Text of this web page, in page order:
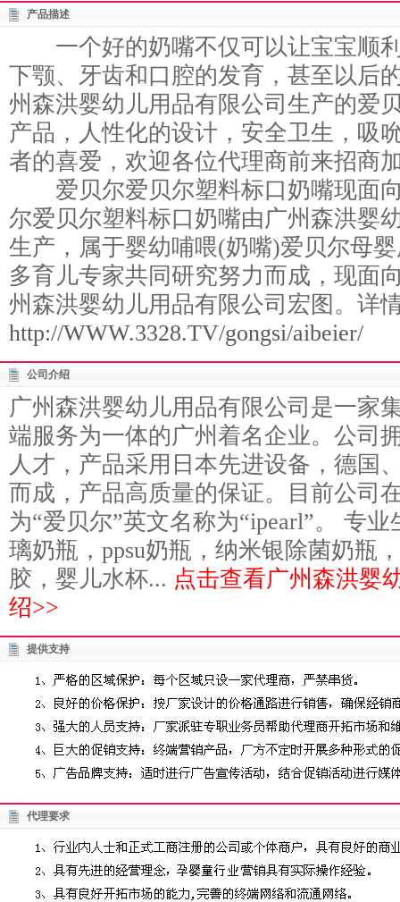
产品描述
一个好的奶嘴不仅可以让宝宝顺
下颚、牙齿和口腔的发育，甚至以后
州森洪婴幼儿用品有限公司生产的爱
产品，人性化的设计，安全卫生，吸
者的喜爱，欢迎各位代理商前来招商
爱贝尔爱贝尔塑料标口奶嘴现面
尔爱贝尔塑料标口奶嘴由广州森洪婴
生产，属于婴幼哺喂(奶嘴)爱贝尔母
多育儿专家共同研究努力而成，现面
州森洪婴幼儿用品有限公司宏图。详
http://WWW.3328.TV/gongsi/aibeier/
公司介绍
广州森洪婴幼儿用品有限公司是一家
端服务为一体的广州着名企业。公司
人才，产品采用日本先进设备，德国
而成，产品高质量的保证。目前公司
为“爱贝尔”英文名称为“ipearl”。 专
璃奶瓶，ppsu奶瓶，纳米银除菌奶瓶
胶，婴儿水杯... 点击查看广州森洪婴
绍>>
提供支持
代理要求